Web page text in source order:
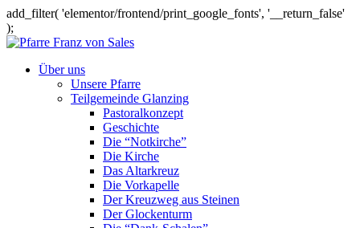
add_filter( 'elementor/frontend/print_google_fonts', '__return_false'
);
Über uns
Unsere Pfarre
Teilgemeinde Glanzing
Pastoralkonzept
Geschichte
Die “Notkirche”
Die Kirche
Das Altarkreuz
Die Vorkapelle
Der Kreuzweg aus Steinen
Der Glockenturm